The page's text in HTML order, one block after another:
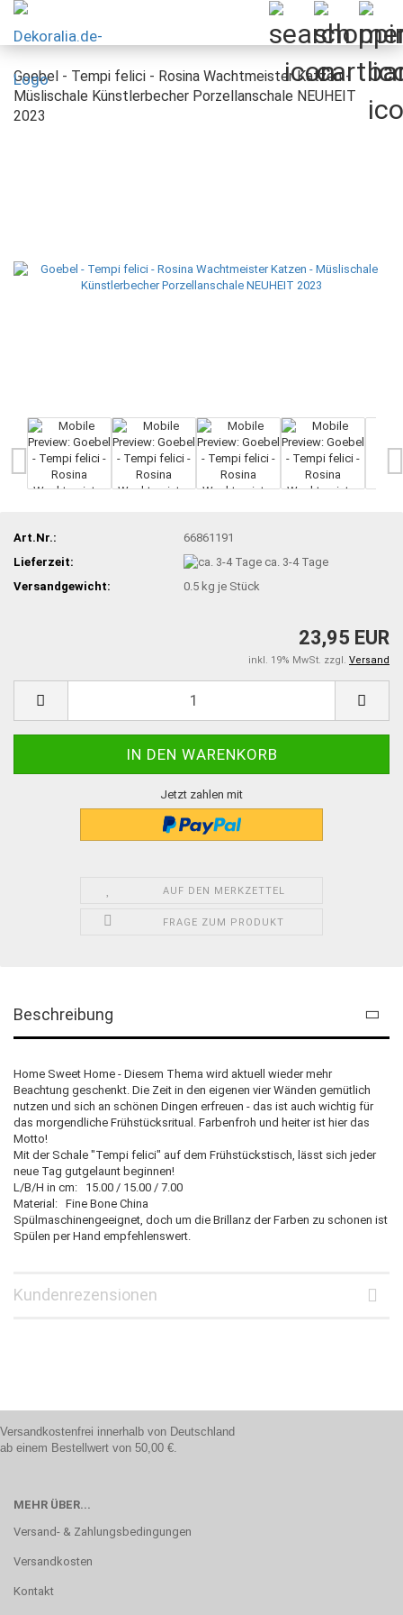
Goebel - Tempi felici - Rosina Wachtmeister Katzen -
Müslischale Künstlerbecher Porzellanschale NEUHEIT
2023
Art.Nr.:
66861191
Lieferzeit:
ca. 3-4 Tage
Versandgewicht:
0.5 kg je Stück
23,95 EUR
inkl. 19% MwSt. zzgl. Versand
Jetzt zahlen mit
AUF DEN MERKZETTEL
FRAGE ZUM PRODUKT
Beschreibung
Home Sweet Home - Diesem Thema wird aktuell wieder mehr
Beachtung geschenkt. Die Zeit in den eigenen vier Wänden gemütlich
nutzen und sich an schönen Dingen erfreuen - das ist auch wichtig für
das morgendliche Frühstücksritual. Farbenfroh und heiter ist hier das
Motto!
Mit der Schale "Tempi felici" auf dem Frühstückstisch, lässt sich jeder
neue Tag gutgelaunt beginnen!
L/B/H in cm: 15.00 / 15.00 / 7.00
Material: Fine Bone China
Spülmaschinengeeignet, doch um die Brillanz der Farben zu schonen ist
Spülen per Hand empfehlenswert.
Kundenrezensionen
Versandkostenfrei innerhalb von Deutschland
ab einem Bestellwert von 50,00 €.
MEHR ÜBER...
Versand- & Zahlungsbedingungen
Versandkosten
Kontakt